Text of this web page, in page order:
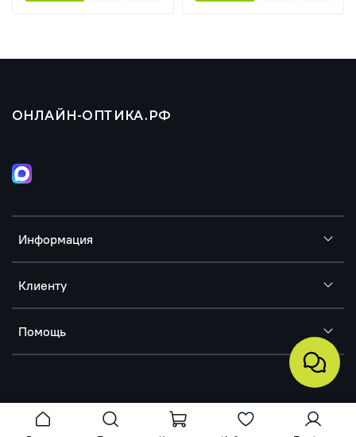
Информация
Клиенту
Помощь
ОНЛАЙН-ОПТИКА.РФ